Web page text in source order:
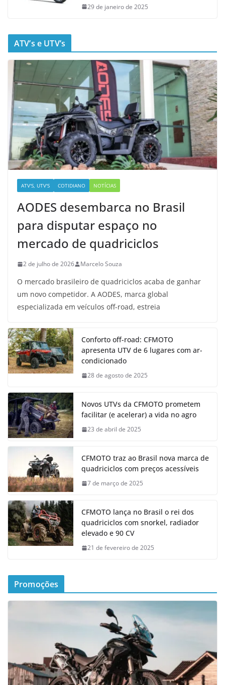
29 de janeiro de 2025
ATV’s e UTV’s
ATV'S, UTV'S COTIDIANO NOTÍCIAS
AODES desembarca no Brasil
para disputar espaço no
mercado de quadriciclos
2 de julho de 2026 Marcelo Souza
O mercado brasileiro de quadriciclos acaba de ganhar
um novo competidor. A AODES, marca global
especializada em veículos off-road, estreia
Conforto off-road: CFMOTO
apresenta UTV de 6 lugares com ar-
condicionado
28 de agosto de 2025
Novos UTVs da CFMOTO prometem
facilitar (e acelerar) a vida no agro
23 de abril de 2025
CFMOTO traz ao Brasil nova marca de
quadriciclos com preços acessíveis
7 de março de 2025
CFMOTO lança no Brasil o rei dos
quadriciclos com snorkel, radiador
elevado e 90 CV
21 de fevereiro de 2025
Promoções